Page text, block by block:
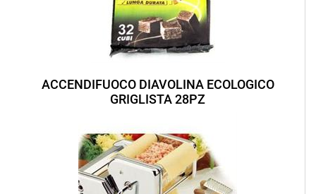
ACCENDIFUOCO DIAVOLINA ECOLOGICO
GRIGLISTA 28PZ